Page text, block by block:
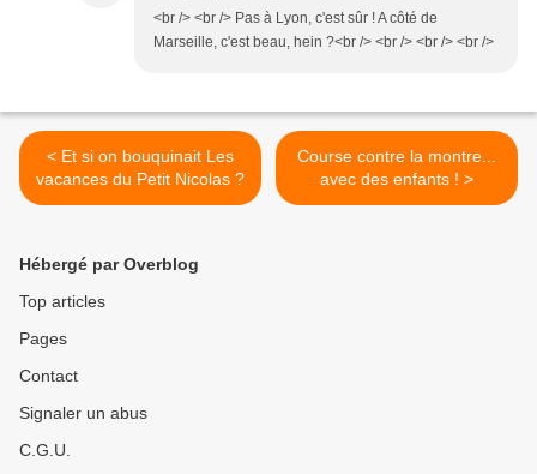
<br /> <br /> Pas à Lyon, c'est sûr ! A côté de
Marseille, c'est beau, hein ?<br /> <br /> <br /> <br />
< Et si on bouquinait Les
vacances du Petit Nicolas ?
Course contre la montre...
avec des enfants ! >
Hébergé par Overblog
Top articles
Pages
Contact
Signaler un abus
C.G.U.